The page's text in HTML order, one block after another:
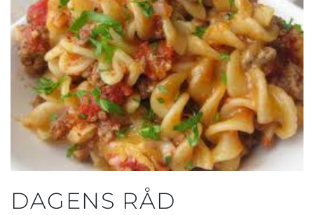
DAGENS RÅD